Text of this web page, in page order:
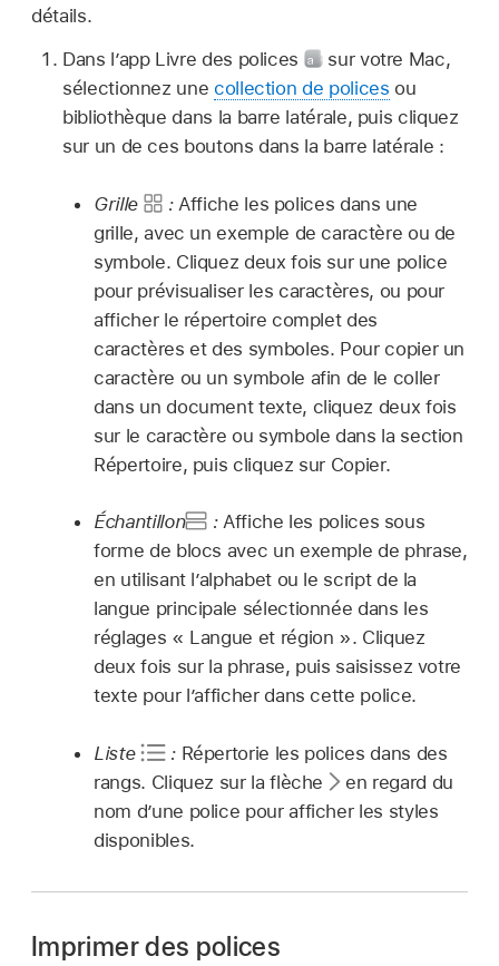
détails.
Dans lʼapp Livre des polices
sur votre Mac,
sélectionnez une collection de polices ou
bibliothèque dans la barre latérale, puis cliquez
sur un de ces boutons dans la barre latérale :
Grille : Affiche les polices dans une
grille, avec un exemple de caractère ou de
symbole. Cliquez deux fois sur une police
pour prévisualiser les caractères, ou pour
afficher le répertoire complet des
caractères et des symboles. Pour copier un
caractère ou un symbole afin de le coller
dans un document texte, cliquez deux fois
sur le caractère ou symbole dans la section
Répertoire, puis cliquez sur Copier.
Échantillon : Affiche les polices sous
forme de blocs avec un exemple de phrase,
en utilisant l’alphabet ou le script de la
langue principale sélectionnée dans les
réglages « Langue et région ». Cliquez
deux fois sur la phrase, puis saisissez votre
texte pour lʼafficher dans cette police.
Liste : Répertorie les polices dans des
rangs. Cliquez sur la flèche
en regard du
nom dʼune police pour afficher les styles
disponibles.
Imprimer des polices